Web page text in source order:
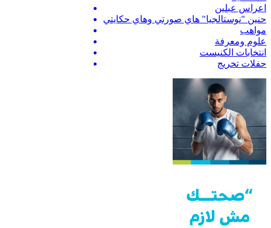
اعراس عبلين
حنين "نوستالجيا" هاي صورتي وهاي حكايتي
مواهب
علوم ومعرفة
انتخابات الكنيست
حفلات تخريج